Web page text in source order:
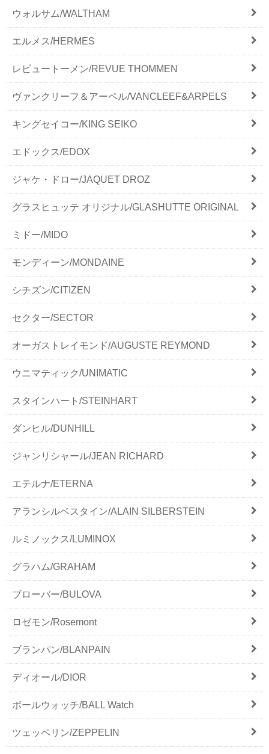
ウォルサム/WALTHAM
エルメス/HERMES
レビュートーメン/REVUE THOMMEN
ヴァンクリーフ＆アーペル/VANCLEEF&ARPELS
キングセイコー/KING SEIKO
エドックス/EDOX
ジャケ・ドロー/JAQUET DROZ
グラスヒュッテ オリジナル/GLASHUTTE ORIGINAL
ミドー/MIDO
モンディーン/MONDAINE
シチズン/CITIZEN
セクター/SECTOR
オーガストレイモンド/AUGUSTE REYMOND
ウニマティック/UNIMATIC
スタインハート/STEINHART
ダンヒル/DUNHILL
ジャンリシャール/JEAN RICHARD
エテルナ/ETERNA
アランシルベスタイン/ALAIN SILBERSTEIN
ルミノックス/LUMINOX
グラハム/GRAHAM
ブローバー/BULOVA
ロゼモン/Rosemont
ブランパン/BLANPAIN
ディオール/DIOR
ボールウォッチ/BALL Watch
ツェッペリン/ZEPPELIN